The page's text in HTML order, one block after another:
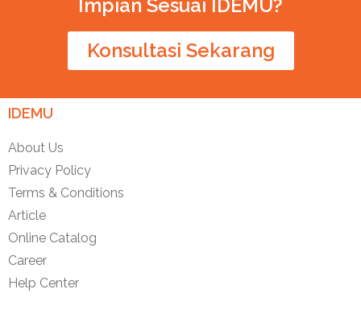
Impian Sesuai IDEMU?
Konsultasi Sekarang
IDEMU
About Us
Privacy Policy
Terms & Conditions
Article
Online Catalog
Career
Help Center